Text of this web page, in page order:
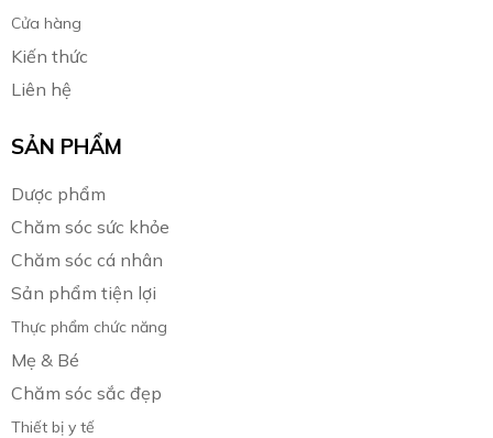
Cửa hàng
Kiến thức
Liên hệ
SẢN PHẨM
Dược phẩm
Chăm sóc sức khỏe
Chăm sóc cá nhân
Sản phẩm tiện lợi
Thực phẩm chức năng
Mẹ & Bé
Chăm sóc sắc đẹp
Thiết bị y tế